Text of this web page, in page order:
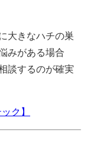
大きなハチの巣
みがある場合
談するのが確実
ク】